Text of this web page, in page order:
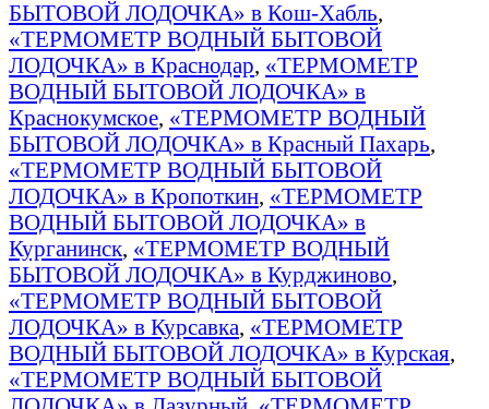
БЫТОВОЙ ЛОДОЧКА» в Кош-Хабль,
«ТЕРМОМЕТР ВОДНЫЙ БЫТОВОЙ
ЛОДОЧКА» в Краснодар, «ТЕРМОМЕТР
ВОДНЫЙ БЫТОВОЙ ЛОДОЧКА» в
Краснокумское, «ТЕРМОМЕТР ВОДНЫЙ
БЫТОВОЙ ЛОДОЧКА» в Красный Пахарь,
«ТЕРМОМЕТР ВОДНЫЙ БЫТОВОЙ
ЛОДОЧКА» в Кропоткин, «ТЕРМОМЕТР
ВОДНЫЙ БЫТОВОЙ ЛОДОЧКА» в
Курганинск, «ТЕРМОМЕТР ВОДНЫЙ
БЫТОВОЙ ЛОДОЧКА» в Курджиново,
«ТЕРМОМЕТР ВОДНЫЙ БЫТОВОЙ
ЛОДОЧКА» в Курсавка, «ТЕРМОМЕТР
ВОДНЫЙ БЫТОВОЙ ЛОДОЧКА» в Курская,
«ТЕРМОМЕТР ВОДНЫЙ БЫТОВОЙ